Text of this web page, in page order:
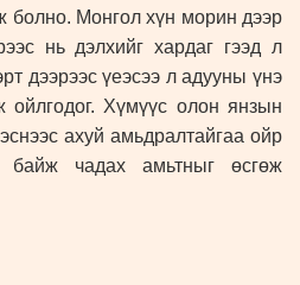
болно. Монгол хүн морин дээр
нь дэлхийг хардаг гээд л
дээрээс үеэсээ л адууны үнэ
ойлгодог. Хүмүүс олон янзын
ахуй амьдралтайгаа ойр
байж чадах амьтныг өсгөж